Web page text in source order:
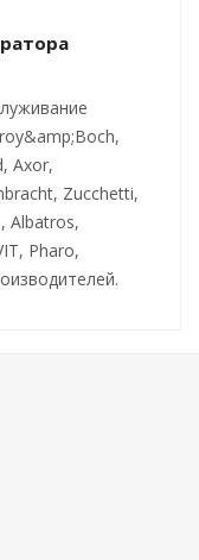
Axor,
Zucchetti,
Albatros,
Pharo,